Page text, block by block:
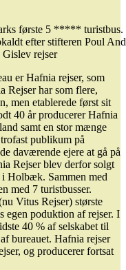
første 5 ***** turistbus.
efter stifteren Poul
Gislev rejser
er Hafnia rejser, som
har som flere,
men etablerede først sit
40 år producerer Hafnia
samt en stor mænge
publikum på
daværende ejere at gå på
Rejser blev derfor solgt
Holbæk. Sammen med
med 7 turistbusser.
Vitus Rejser) største
egen poduktion af rejser. I
40 % af selskabet til
bureauet. Hafnia rejser
og producerer fortsat